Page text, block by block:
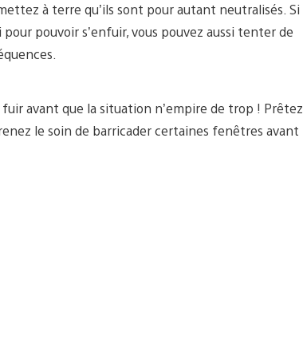
à terre qu’ils sont pour autant neutralisés. Si
pouvoir s’enfuir, vous pouvez aussi tenter de
avant que la situation n’empire de trop ! Prêtez
le soin de barricader certaines fenêtres avant